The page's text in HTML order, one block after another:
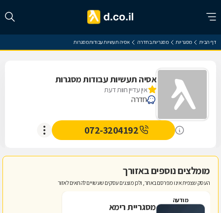
דף הבית מסגריות מסגריות בחדרה אסיה תעשיות עבודות מסגרות
אסיה תעשיות עבודות מסגרות
אין עדיין חוות דעת
חדרה
072-3204192
מומלצים נוספים באזורך
העסק שצפית אינו מפרסם באתר, ולכן מוצגים עסקים שעשויים להתאים לאזור
מודעה
מסגריית רימא